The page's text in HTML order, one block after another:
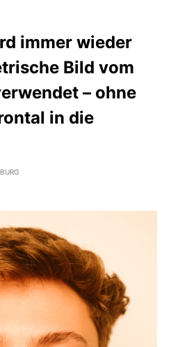
immer wieder
Bild vom
– ohne
in die